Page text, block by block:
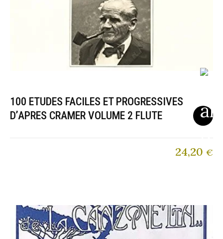
100 ETUDES FACILES ET PROGRESSIVES
D’APRES CRAMER VOLUME 2 FLUTE
24,20 €